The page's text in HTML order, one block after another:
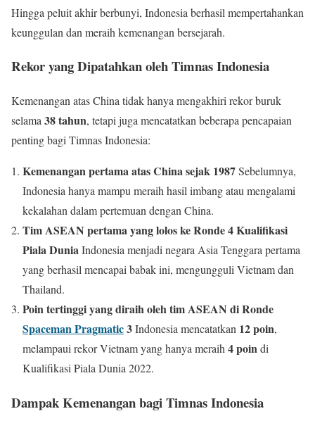
Hingga peluit akhir berbunyi, Indonesia berhasil mempertahankan
keunggulan dan meraih kemenangan bersejarah.
Rekor yang Dipatahkan oleh Timnas Indonesia
Kemenangan atas China tidak hanya mengakhiri rekor buruk
selama 38 tahun, tetapi juga mencatatkan beberapa pencapaian
penting bagi Timnas Indonesia:
Kemenangan pertama atas China sejak 1987Sebelumnya,
Indonesia hanya mampu meraih hasil imbang atau mengalami
kekalahan dalam pertemuan dengan China.
Tim ASEAN pertama yang lolos ke Ronde 4 Kualifikasi
Piala DuniaIndonesia menjadi negara Asia Tenggara pertama
yang berhasil mencapai babak ini, mengungguli Vietnam dan
Thailand.
Poin tertinggi yang diraih oleh tim ASEAN di Ronde
Spaceman Pragmatic3Indonesia mencatatkan 12 poin,
melampaui rekor Vietnam yang hanya meraih 4 poindi
Kualifikasi Piala Dunia 2022.
Dampak Kemenangan bagi Timnas Indonesia